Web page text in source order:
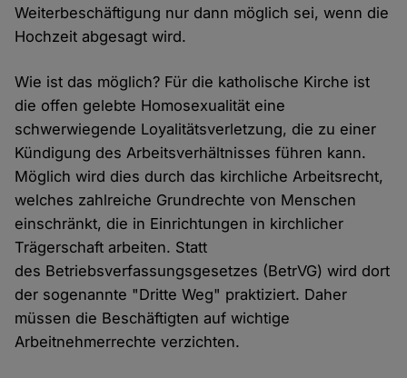
Weiterbeschäftigung nur dann möglich sei, wenn die
Hochzeit abgesagt wird.
Wie ist das möglich? Für die katholische Kirche ist
die offen gelebte Homosexualität eine
schwerwiegende Loyalitätsverletzung, die zu einer
Kündigung des Arbeitsverhältnisses führen kann.
Möglich wird dies durch das kirchliche Arbeitsrecht,
welches zahlreiche Grundrechte von Menschen
einschränkt, die in Einrichtungen in kirchlicher
Trägerschaft arbeiten. Statt
des Betriebsverfassungsgesetzes (BetrVG) wird dort
der sogenannte "Dritte Weg" praktiziert. Daher
müssen die Beschäftigten auf wichtige
Arbeitnehmerrechte verzichten.